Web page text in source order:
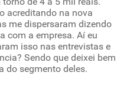
acreditando na nova
me dispersaram dizendo
com a empresa. Aí eu
isso nas entrevistas e
Sendo que deixei bem
do segmento deles.